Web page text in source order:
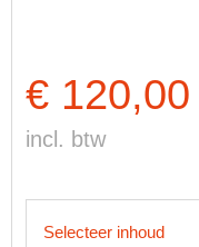
€ 120,00
incl. btw
Selecteer inhoud